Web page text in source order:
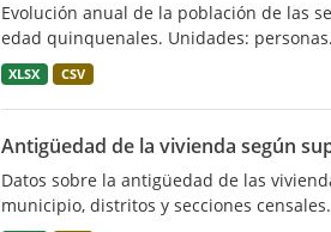
Evolución anual de la población de las
edad quinquenales. Unidades:
XLSX CSV
Antigüedad de la vivienda según
Datos sobre la antigüedad de las
municipio, distritos y secciones